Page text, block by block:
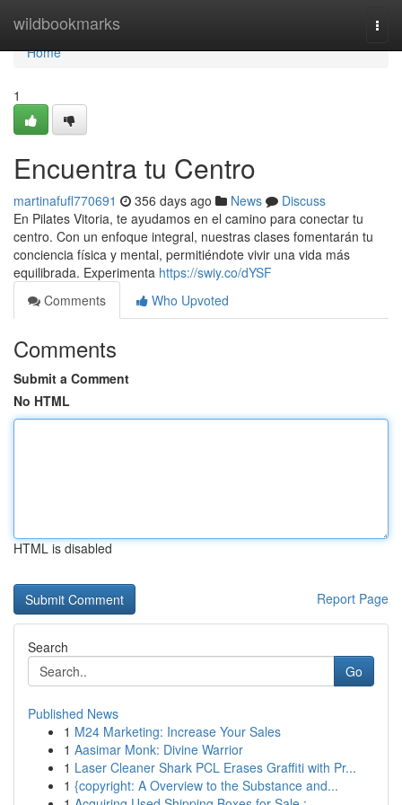
wildbookmarks
Home
Home
1
Encuentra tu Centro
martinafufl770691 356 days ago News
Discuss
En Pilates Vitoria, te ayudamos en el camino para conectar tu
centro. Con un enfoque integral, nuestras clases fomentarán tu
conciencia física y mental, permitiéndote vivir una vida más
equilibrada. Experimenta https://swiy.co/dYSF
Comments
Who Upvoted
Comments
Submit a Comment
No HTML
HTML is disabled
Report Page
Search
Go
Published News
1 M24 Marketing: Increase Your Sales
1 Aasimar Monk: Divine Warrior
1 Laser Cleaner Shark PCL Erases Graffiti with Pr...
1 {copyright: A Overview to the Substance and...